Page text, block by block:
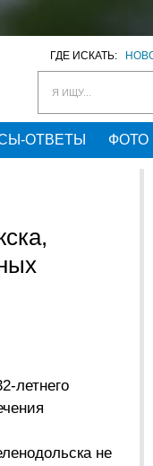
ГДЕ ИСКАТЬ:
Я ИЩУ...
ОТВЕТЫ ФОТО
летнего
не